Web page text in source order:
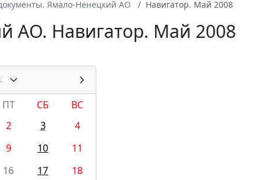
Ямало-Ненецкий АО Навигатор. Май 2008
АО. Навигатор. Май 2008
ПТ СБ
ВС
2 3
4
9 10
11
16 17
18